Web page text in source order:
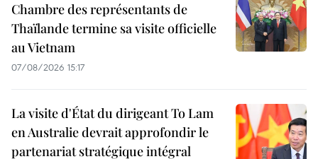
Chambre des représentants de
Thaïlande termine sa visite officielle
au Vietnam
07/08/2026 15:17
La visite d'État du dirigeant To Lam
en Australie devrait approfondir le
partenariat stratégique intégral